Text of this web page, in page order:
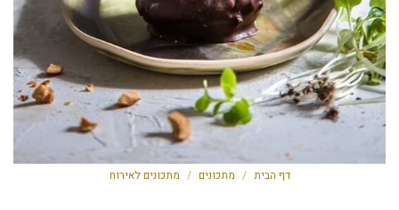
דף הבית / מתכונים / מתכונים לאירוח